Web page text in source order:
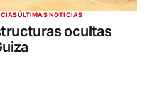
ÚLTIMAS NOTICIAS
ocultas